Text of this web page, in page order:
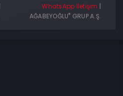
WhatsApp İletişim |
AĞABEYOĞLU® GRUP A.Ş.